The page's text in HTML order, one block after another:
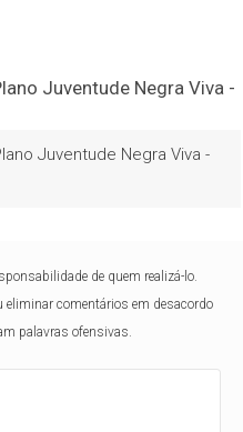
Juventude Negra Viva -
de quem realizá-lo.
eliminar comentários em desacordo
palavras ofensivas.